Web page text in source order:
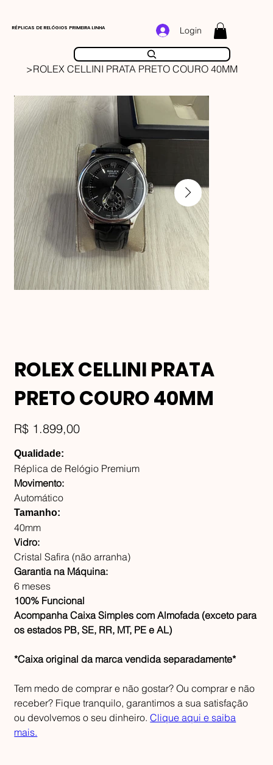
RÉPLICAS DE RELÓGIOS PRIMEIRA LINHA Login
>ROLEX CELLINI PRATA PRETO COURO 40MM
ROLEX CELLINI PRATA
PRETO COURO 40MM
Preço
R$ 1.899,00
Qualidade:
Réplica de Relógio Premium
Movimento:
Automático
Tamanho:
40mm
Vidro:
Cristal Safira (não arranha)
Garantia na Máquina:
6 meses
100% Funcional
Acompanha Caixa Simples com Almofada (exceto para
os estados PB, SE, RR, MT, PE e AL)
*Caixa original da marca vendida separadamente*
Tem medo de comprar e não gostar? Ou comprar e não
receber? Fique tranquilo, garantimos a sua satisfação
ou devolvemos o seu dinheiro.Clique aqui e saiba
mais.